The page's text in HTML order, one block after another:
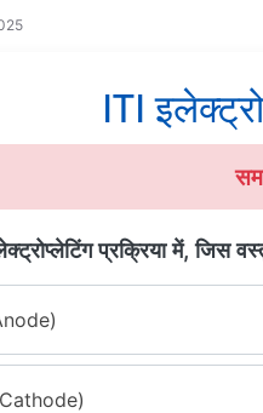
ITI
प्रक्रिया में, जिस